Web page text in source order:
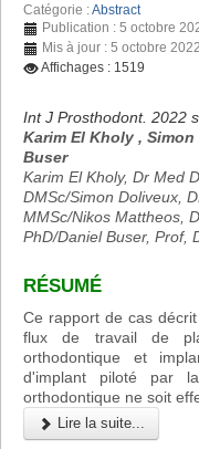
Catégorie :Abstract
Publication : 5 octobre
Mis à jour : 5 octobre 2022
Affichages : 1519
Int J Prosthodont. 2022
Karim El Kholy ,
Buser
Karim El Kholy, Dr Med
DMSc/Simon Doliveux,
MMSc/Nikos Mattheos,
PhD/Daniel Buser, Prof,
RÉSUMÉ
Ce rapport de cas
flux de travail de
orthodontique et
d'implant piloté par
orthodontique ne soit
Lire la suite...